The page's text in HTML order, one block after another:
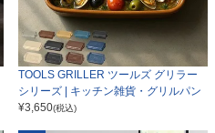
TOOLS GRILLER ツールズ グリラー
シリーズ | キッチン雑貨・グリルパン
¥3,650(税込)